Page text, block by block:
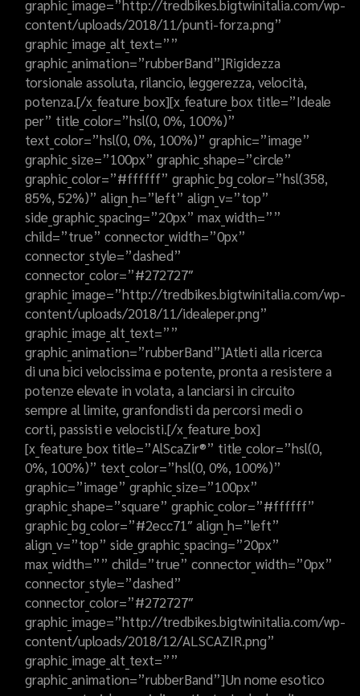
graphic_image=”http://tredbikes.bigtwinitalia.com/wp-
content/uploads/2018/11/punti-forza.png”
graphic_image_alt_text=””
graphic_animation=”rubberBand”]Rigidezza
torsionale assoluta, rilancio, leggerezza, velocità,
potenza.[/x_feature_box][x_feature_box title=”Ideale
per” title_color=”hsl(0, 0%, 100%)”
text_color=”hsl(0, 0%, 100%)” graphic=”image”
graphic_size=”100px” graphic_shape=”circle”
graphic_color=”#ffffff” graphic_bg_color=”hsl(358,
85%, 52%)” align_h=”left” align_v=”top”
side_graphic_spacing=”20px” max_width=””
child=”true” connector_width=”0px”
connector_style=”dashed”
connector_color=”#272727″
graphic_image=”http://tredbikes.bigtwinitalia.com/wp-
content/uploads/2018/11/idealeper.png”
graphic_image_alt_text=””
graphic_animation=”rubberBand”]Atleti alla ricerca
di una bici velocissima e potente, pronta a resistere a
potenze elevate in volata, a lanciarsi in circuito
sempre al limite, granfondisti da percorsi medi o
corti, passisti e velocisti.[/x_feature_box]
[x_feature_box title=”AlScaZir®” title_color=”hsl(0,
0%, 100%)” text_color=”hsl(0, 0%, 100%)”
graphic=”image” graphic_size=”100px”
graphic_shape=”square” graphic_color=”#ffffff”
graphic_bg_color=”#2ecc71″ align_h=”left”
align_v=”top” side_graphic_spacing=”20px”
max_width=”” child=”true” connector_width=”0px”
connector_style=”dashed”
connector_color=”#272727″
graphic_image=”http://tredbikes.bigtwinitalia.com/wp-
content/uploads/2018/12/ALSCAZIR.png”
graphic_image_alt_text=””
graphic_animation=”rubberBand”]Un nome esotico